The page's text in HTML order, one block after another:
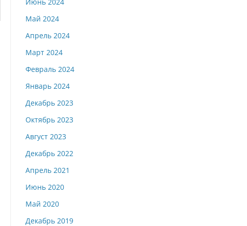
Май 2024
Апрель 2024
Март 2024
Февраль 2024
Январь 2024
Декабрь 2023
Октябрь 2023
Август 2023
Декабрь 2022
Апрель 2021
Июнь 2020
Май 2020
Декабрь 2019